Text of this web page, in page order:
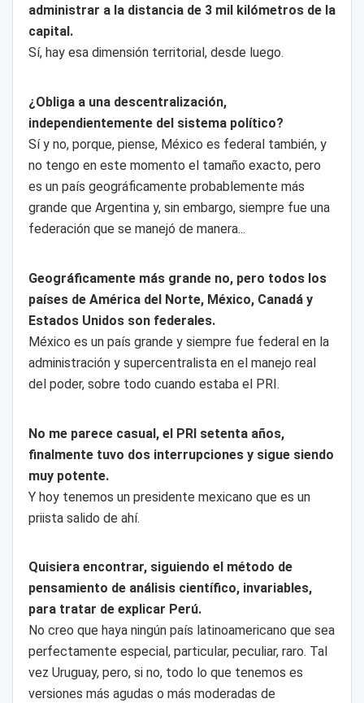
administrar a la distancia de 3 mil kilómetros de la
capital.
Sí, hay esa dimensión territorial, desde luego.
¿Obliga a una descentralización,
independientemente del sistema político?
Sí y no, porque, piense, México es federal también, y
no tengo en este momento el tamaño exacto, pero
es un país geográficamente probablemente más
grande que Argentina y, sin embargo, siempre fue una
federación que se manejó de manera...
Geográficamente más grande no, pero todos los
países de América del Norte, México, Canadá y
Estados Unidos son federales.
México es un país grande y siempre fue federal en la
administración y supercentralista en el manejo real
del poder, sobre todo cuando estaba el PRI.
No me parece casual, el PRI setenta años,
finalmente tuvo dos interrupciones y sigue siendo
muy potente.
Y hoy tenemos un presidente mexicano que es un
priista salido de ahí.
Quisiera encontrar, siguiendo el método de
pensamiento de análisis científico, invariables,
para tratar de explicar Perú.
No creo que haya ningún país latinoamericano que sea
perfectamente especial, particular, peculiar, raro. Tal
vez Uruguay, pero, si no, todo lo que tenemos es
versiones más agudas o más moderadas de